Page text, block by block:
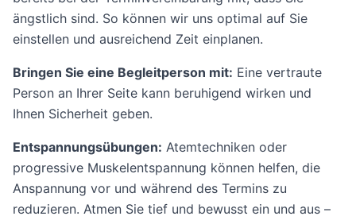
ängstlich sind. So können wir uns optimal auf Sie
einstellen und ausreichend Zeit einplanen.
Bringen Sie eine Begleitperson mit: Eine vertraute
Person an Ihrer Seite kann beruhigend wirken und
Ihnen Sicherheit geben.
Entspannungsübungen: Atemtechniken oder
progressive Muskelentspannung können helfen, die
Anspannung vor und während des Termins zu
reduzieren. Atmen Sie tief und bewusst ein und aus –